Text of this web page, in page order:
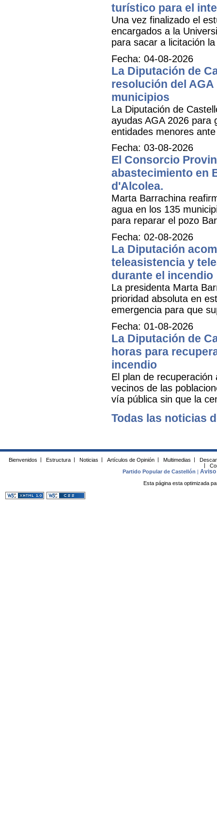
turístico para el
Una vez finalizado el
encargados a la
para sacar a licitación
Fecha: 04-08-2026
La Diputación de
resolución del
municipios
La Diputación de
ayudas AGA 2026 para
entidades menores
Fecha: 03-08-2026
El Consorcio
abastecimiento en
d'Alcolea.
Marta Barrachina
agua en los 135
para reparar el pozo
Fecha: 02-08-2026
La Diputación
teleasistencia y
durante el incendio
La presidenta Marta
prioridad absoluta en
emergencia para que
Fecha: 01-08-2026
La Diputación de
horas para
incendio
El plan de
vecinos de las
vía pública sin que la
Todas las noticias
Bienvenidos Estructura Noticias Artículos de Opinión Multimedias
Partido Popular de Castellón
|Aviso
Esta página esta optimizada